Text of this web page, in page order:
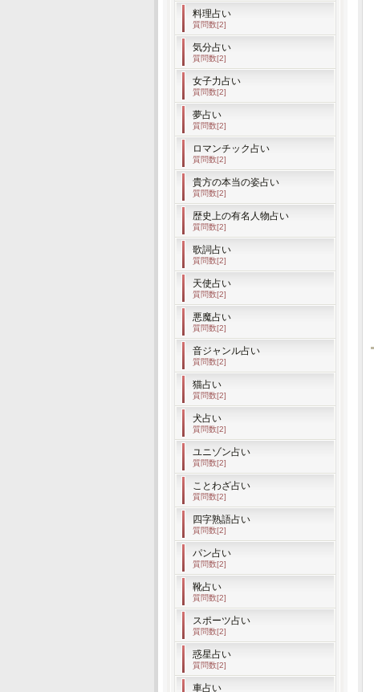
料理占い
質問数[2]
気分占い
質問数[2]
女子力占い
質問数[2]
夢占い
質問数[2]
ロマンチック占い
質問数[2]
貴方の本当の姿占い
質問数[2]
歴史上の有名人物占い
質問数[2]
歌詞占い
質問数[2]
天使占い
質問数[2]
悪魔占い
質問数[2]
音ジャンル占い
質問数[2]
猫占い
質問数[2]
犬占い
質問数[2]
ユニゾン占い
質問数[2]
ことわざ占い
質問数[2]
四字熟語占い
質問数[2]
パン占い
質問数[2]
靴占い
質問数[2]
スポーツ占い
質問数[2]
惑星占い
質問数[2]
車占い